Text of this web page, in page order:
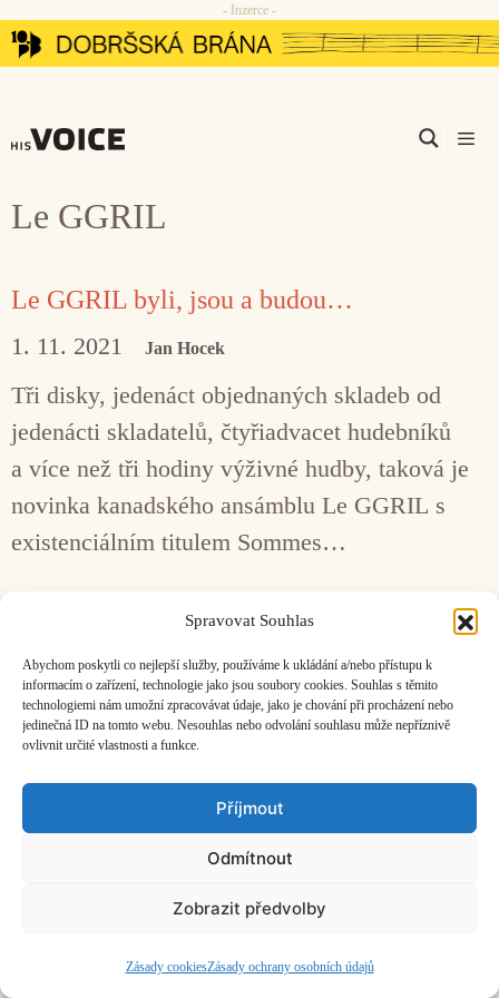
Spravovat Souhlas
Abychom poskytli co nejlepší služby, používáme k ukládání a/nebo přístupu k
informacím o zařízení, technologie jako jsou soubory cookies. Souhlas s těmito
technologiemi nám umožní zpracovávat údaje, jako je chování při procházení nebo
jedinečná ID na tomto webu. Nesouhlas nebo odvolání souhlasu může nepříznivě
ovlivnit určité vlastnosti a funkce.
Příjmout
Odmítnout
Zobrazit předvolby
Zásady cookiesZásady ochrany osobních údajů
Přeskočit
na
- Inzerce -
Le GGRIL
Le GGRIL byli, jsou a budou…
1. 11. 2021 Jan Hocek
Tři disky, jedenáct objednaných skladeb od
jedenácti skladatelů, čtyřiadvacet hudebníků
a více než tři hodiny výživné hudby, taková je
novinka kanadského ansámblu Le GGRIL s
existenciálním titulem Sommes…
Facebook
Bandcamp
Mail
©2026 HISvoice – design a admin